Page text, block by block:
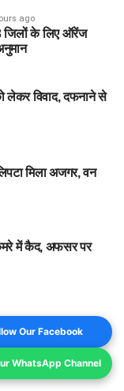
ago
जिलों के लिए ऑरेंज
लेकर विवाद, दफनाने से
मिला अजगर, वन
कैमरे में कैद, अफसर पर
Our Facebook
WhatsApp Channel